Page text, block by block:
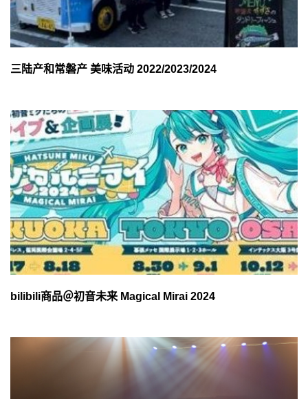
三陆产和常磐产 美味活动 2022/2023/2024
bilibili商品＠初音未来 Magical Mirai 2024